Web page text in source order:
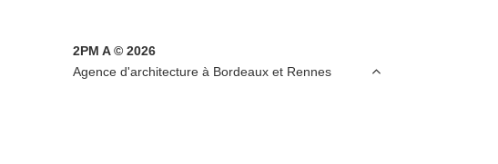
2PM A © 2026
Agence d'architecture à Bordeaux et Rennes
